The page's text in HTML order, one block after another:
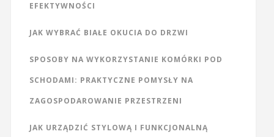
EFEKTYWNOŚCI
JAK WYBRAĆ BIAŁE OKUCIA DO DRZWI
SPOSOBY NA WYKORZYSTANIE KOMÓRKI POD
SCHODAMI: PRAKTYCZNE POMYSŁY NA
ZAGOSPODAROWANIE PRZESTRZENI
JAK URZĄDZIĆ STYLOWĄ I FUNKCJONALNĄ